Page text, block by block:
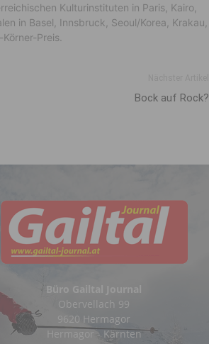
Kulturinstituten in Paris, Kairo,
in Basel, Innsbruck, Seoul/Korea, Krakau,
Preis.
Bock auf Rock?
Büro Gailtal Journal
Obervellach 99
9620 Hermagor
Hermagor - Kärnten